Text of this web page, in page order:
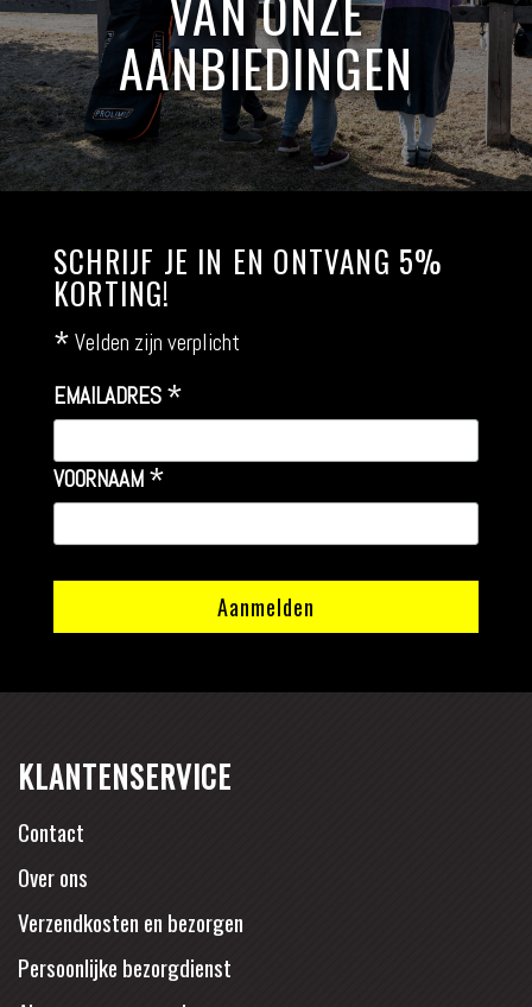
AANBIEDINGEN
SCHRIJF JE IN EN ONTVANG 5%
KORTING!
* Velden zijn verplicht
EMAILADRES *
VOORNAAM *
KLANTENSERVICE
Contact
Over ons
Verzendkosten en bezorgen
Persoonlijke bezorgdienst